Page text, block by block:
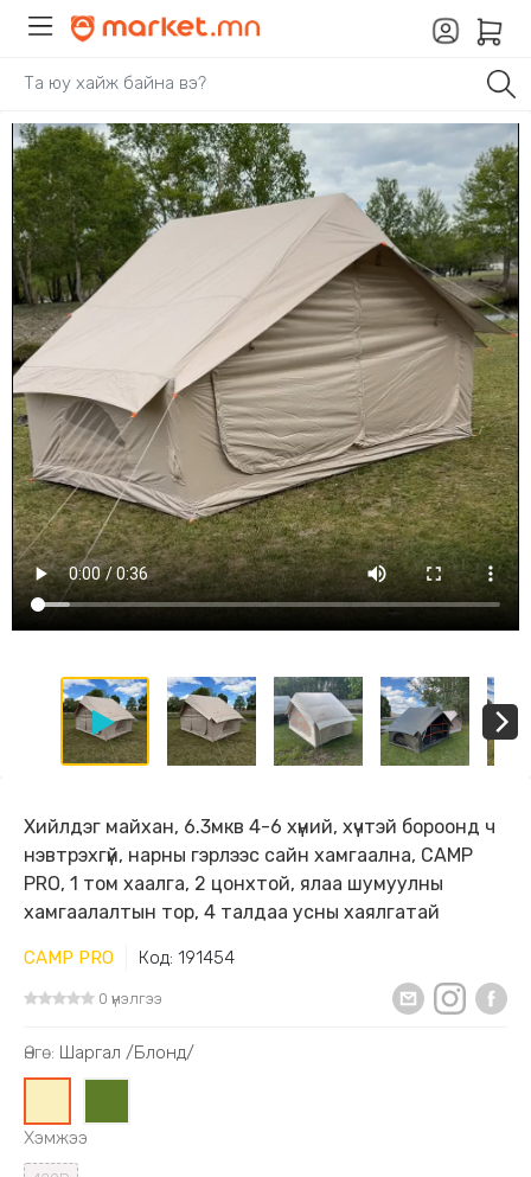
Хийлдэг майхан, 6.3мкв 4-6 хүний, хүчтэй бороонд ч
нэвтрэхгүй, нарны гэрлээс сайн хамгаална, CAMP
PRO, 1 том хаалга, 2 цонхтой, ялаа шумуулны
хамгаалалтын тор, 4 талдаа усны хаялгатай
CAMP PRO Код: 191454
0 үнэлгээ
Өнгө: Шаргал /Блонд/
Хэмжээ